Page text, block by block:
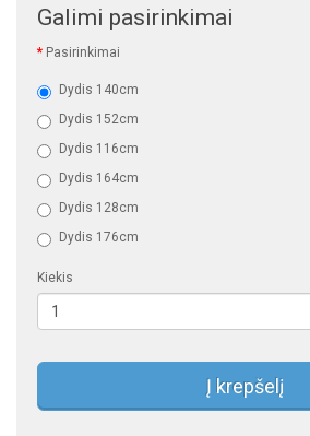
Galimi pasirinkimai
Pasirinkimai
Dydis 140cm
Dydis 152cm
Dydis 116cm
Dydis 164cm
Dydis 128cm
Dydis 176cm
Kiekis
Į krepšelį